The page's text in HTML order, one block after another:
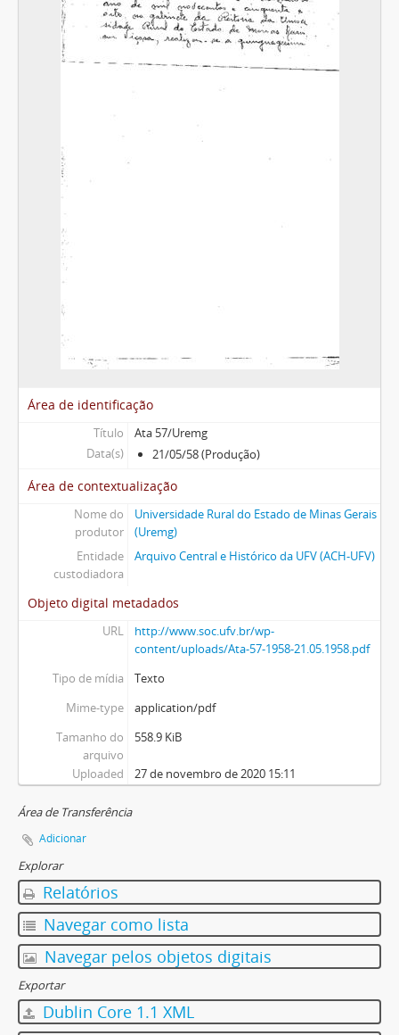
Área de identificação
Título
Ata 57/Uremg
Data(s)
21/05/58 (Produção)
Área de contextualização
Nome do
produtor
Universidade Rural do Estado de Minas Gerais
(Uremg)
Entidade
custodiadora
Arquivo Central e Histórico da UFV (ACH-UFV)
Objeto digital metadados
URL
http://www.soc.ufv.br/wp-
content/uploads/Ata-57-1958-21.05.1958.pdf
Tipo de mídia
Texto
Mime-type
application/pdf
Tamanho do
arquivo
558.9 KiB
Uploaded 27 de novembro de 2020 15:11
Área de Transferência
Adicionar
Explorar
Relatórios
Navegar como lista
Navegar pelos objetos digitais
Exportar
Dublin Core 1.1 XML